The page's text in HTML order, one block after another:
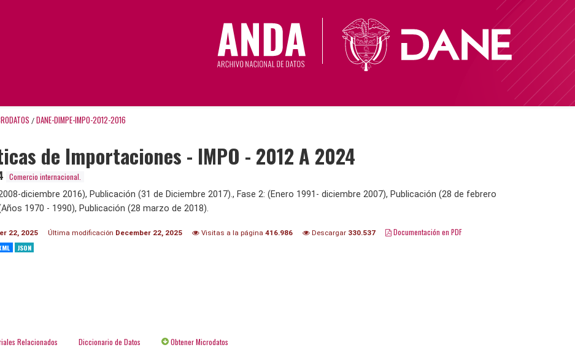
/ DANE-DIMPE-IMPO-2012-2016
de Importaciones - IMPO - 2012 A 2024
Comercio internacional.
diciembre 2016), Publicación (31 de Diciembre 2017)., Fase 2: (Enero 1991- diciembre 2007), Publicación (28 de febrero
1970 - 1990), Publicación (28 marzo de 2018).
22, 2025 Última modificación December 22, 2025 Visitas a la página 416.986 Descargar 330.537 Documentación en PDF
JSON
Relacionados Diccionario de Datos Obtener Microdatos